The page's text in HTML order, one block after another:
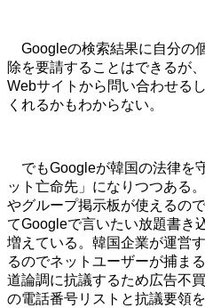
Googleの検索結果に自分の
除を要請することはできるが
Webサイトから問い合わせる
くれるかもわからない。
でもGoogleが韓国の法律を
ット亡命先」になりつつある
やグループ掲示板が使えるの
てGoogleで言いたい放題書き
増えている。韓国企業が運営
るのでネットユーザーが捕ま
道論調に抗議するため広告不
の電話番号リストと抗議要領